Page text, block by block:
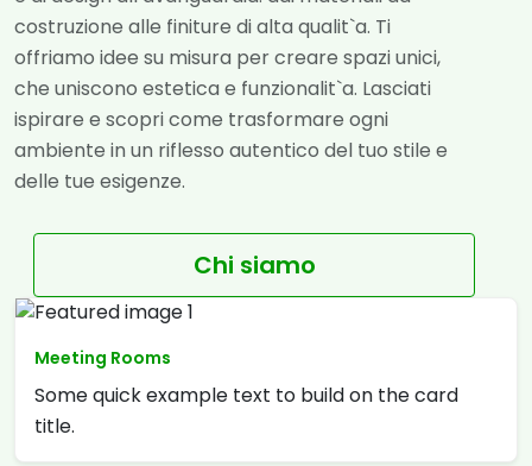
costruzione alle finiture di alta qualit`a. Ti
offriamo idee su misura per creare spazi unici,
che uniscono estetica e funzionalit`a. Lasciati
ispirare e scopri come trasformare ogni
ambiente in un riflesso autentico del tuo stile e
delle tue esigenze.
Chi siamo
Meeting Rooms
Some quick example text to build on the card
title.